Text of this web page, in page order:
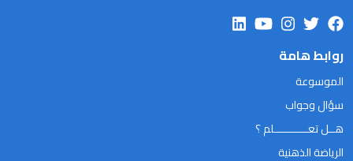
روابط هامة
الموسوعة
سؤال وجواب
هــل تعـــــــــــلم ؟
الرياضة الذهنية